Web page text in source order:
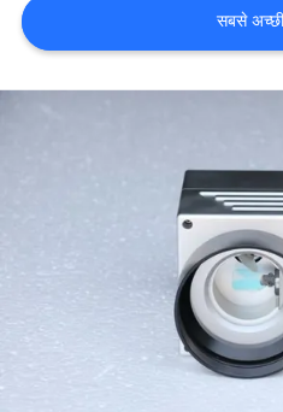
नियंत्रण
संपर्क
उद्धरण
विनती
करे
सबसे